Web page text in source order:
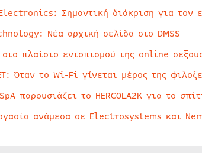
Σημαντική διάκριση για τον
Νέα αρχική σελίδα στο DMSS
στο πλαίσιο εντοπισμού της online
Όταν το Wi-Fi γίνεται μέρος της
παρουσιάζει το HERCOLA2K για το
ανάμεσα σε Electrosystems και